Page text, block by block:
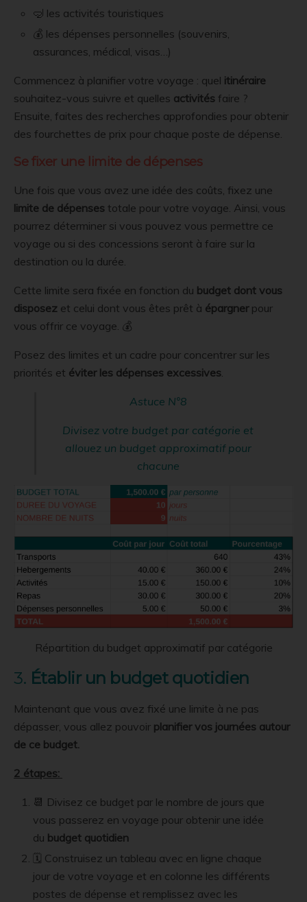
🤿 les activités touristiques
💰 les dépenses personnelles (souvenirs,
assurances, médical, visas…)
Commencez à planifier votre voyage : quel itinéraire
souhaitez-vous suivre et quelles activités faire ?
Ensuite, faites des recherches approfondies pour obtenir
des fourchettes de prix pour chaque poste de dépense.
Se fixer une limite de dépenses
Une fois que vous avez une idée des coûts, fixez une
limite de dépenses totale pour votre voyage. Ainsi, vous
pourrez déterminer si vous pouvez vous permettre ce
voyage ou si des concessions seront à faire sur la
destination ou la durée.
Cette limite sera fixée en fonction du budget dont vous
disposez et celui dont vous êtes prêt à épargnerpour
vous offrir ce voyage. 💰
Posez des limites et un cadre pour concentrer sur les
priorités et éviter les dépenses excessives.
Astuce N°8
Divisez votre budget par catégorie et
allouez un budget approximatif pour
chacune
Répartition du budget approximatif par catégorie
3. Établir un budget quotidien
Maintenant que vous avez fixé une limite à ne pas
dépasser, vous allez pouvoir planifier vos journées autour
de ce budget.
2 étapes:
📆 Divisez ce budget par le nombre de jours que
vous passerez en voyage pour obtenir une idée
du budget quotidien
🗓 Construisez un tableau avec en ligne chaque
jour de votre voyage et en colonne les différents
postes de dépense et remplissez avec les